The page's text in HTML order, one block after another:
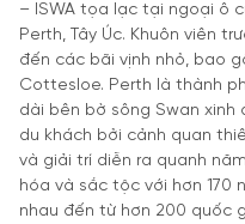
– ISWA tọa lạc tại ngoại ô
Perth, Tây Úc. Khuôn viên
đến các bãi vịnh nhỏ, bao
Cottesloe. Perth là thành
dài bên bờ sông Swan xinh
du khách bởi cảnh quan
và giải trí diễn ra quanh
hóa và sắc tộc với hơn 170
nhau đến từ hơn 200 quốc